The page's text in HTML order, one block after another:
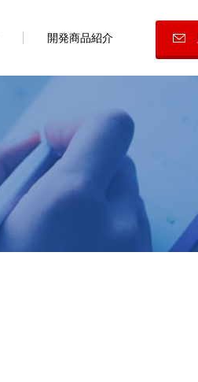
開発商品紹介